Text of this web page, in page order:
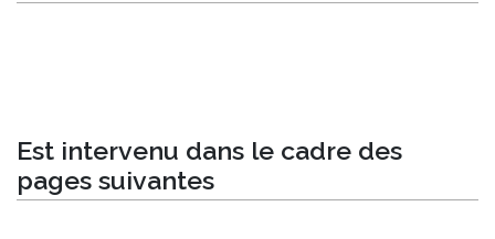
Est intervenu dans le cadre des
pages suivantes